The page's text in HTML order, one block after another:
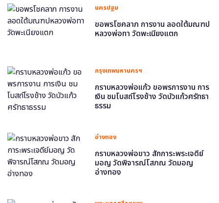
นครปฐม
ขอพรโชคลาภ การงาน ลอดใต้มณฑป
หลวงพ่อทา วัดพะเนียงแตก
กรุงเทพมหานครฯ
กราบหลวงพ่อแก้ว ขอพรการงาน การ
เงิน ชมโบสถ์โรงช้าง วัดบัวแก้วศรัทธา
ธรรม
อ่างทอง
กราบหลวงพ่อขาว สักการะพระเจดีย์
มอญ วัดพิจารณ์โสภณ วัดมอญ
อ่างทอง